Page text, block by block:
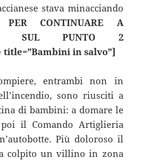
stava minacciando
PER CONTINUARE A
SUL PUNTO 2
title=”Bambini in salvo”]
entrambi non in
sono riusciti a
di bambini: a domare le
il Comando Artiglieria
Più doloroso il
colpito un villino in zona